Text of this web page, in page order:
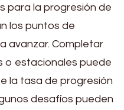
para la progresión de
los puntos de
avanzar. Completar
o estacionales puede
la tasa de progresión
desafíos pueden